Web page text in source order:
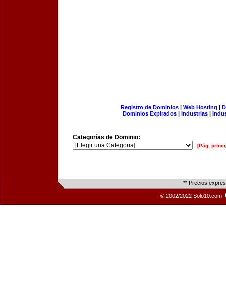
Registro de Dominios| Web Hosting |
Dominios Expirados | Industrias |
Categorías de Dominio:
[Pág.
** Precios
© 2002/2022 Solo10.com